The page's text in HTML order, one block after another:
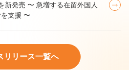
新発売 〜 急増する在留外国人
支援 〜
リリース一覧へ